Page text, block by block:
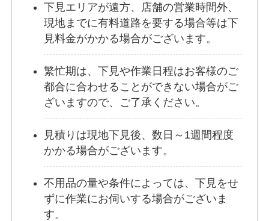
下見エリアが遠方、店舗の営業時間外、
現地までに有料道路を要する場合等は下
見料金がかかる場合がございます。
繁忙期は、下見や作業日程はお客様のご
都合に合わせることができない場合がご
ざいますので、ご了承ください。
見積りは現地下見後、数日～1週間程度
かかる場合がございます。
不用品の量や条件によっては、下見をせ
ずに作業にお伺いする場合がございま
す。